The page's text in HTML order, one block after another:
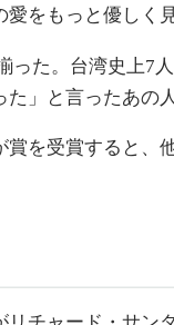
をもっと優しく
た。台湾史上
」と言ったあの
を受賞すると